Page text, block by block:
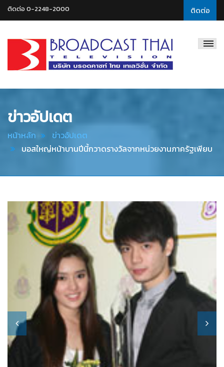
ติดต่อ
ติดต่อ 0-2248-2000
Thai
ข่าวอัปเดต
หน้าหลัก
ข่าวอัปเดต
บอสใหญ่หน้าบานปีนี้กวาดรางวัลจากหน่วยงานภาครัฐเพียบ